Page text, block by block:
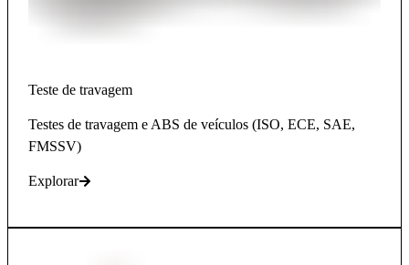
Teste de travagem
Testes de travagem e ABS de veículos (ISO, ECE, SAE,
FMSSV)
Explorar